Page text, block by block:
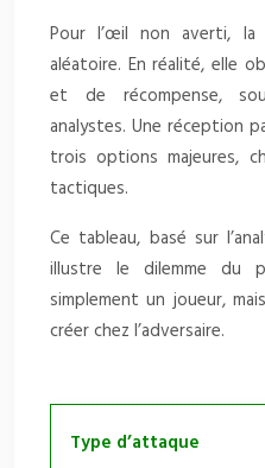
Pour l’œil non averti,
aléatoire. En réalité, elle
et de récompense,
analystes. Une réception
trois options majeures,
tactiques.
Ce tableau, basé sur
illustre le dilemme du
simplement un joueur,
créer chez l’adversaire.
Type d’attaque